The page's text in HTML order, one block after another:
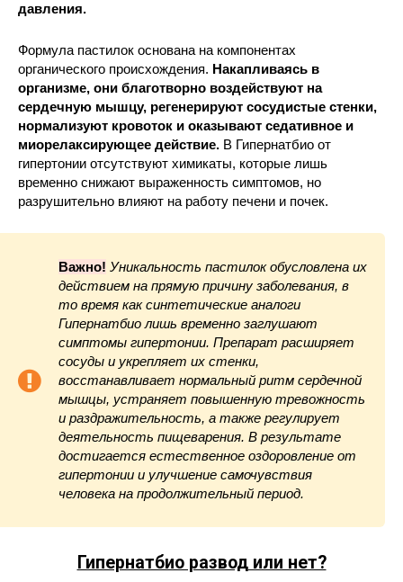
давления.
Формула пастилок основана на компонентах
органического происхождения. Накапливаясь в
организме, они благотворно воздействуют на
сердечную мышцу, регенерируют сосудистые стенки,
нормализуют кровоток и оказывают седативное и
миорелаксирующее действие. В Гипернатбио от
гипертонии отсутствуют химикаты, которые лишь
временно снижают выраженность симптомов, но
разрушительно влияют на работу печени и почек.
Важно! Уникальность пастилок обусловлена их
действием на прямую причину заболевания, в
то время как синтетические аналоги
Гипернатбио лишь временно заглушают
симптомы гипертонии. Препарат расширяет
сосуды и укрепляет их стенки,
восстанавливает нормальный ритм сердечной
мышцы, устраняет повышенную тревожность
и раздражительность, а также регулирует
деятельность пищеварения. В результате
достигается естественное оздоровление от
гипертонии и улучшение самочувствия
человека на продолжительный период.
Гипернатбио развод или нет?